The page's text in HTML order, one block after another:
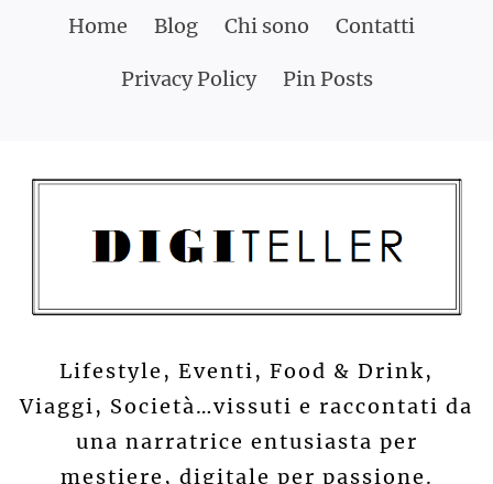
Home Blog Chi sono Contatti
Privacy Policy Pin Posts
Lifestyle, Eventi, Food & Drink,
Viaggi, Società…vissuti e raccontati da
una narratrice entusiasta per
mestiere, digitale per passione.